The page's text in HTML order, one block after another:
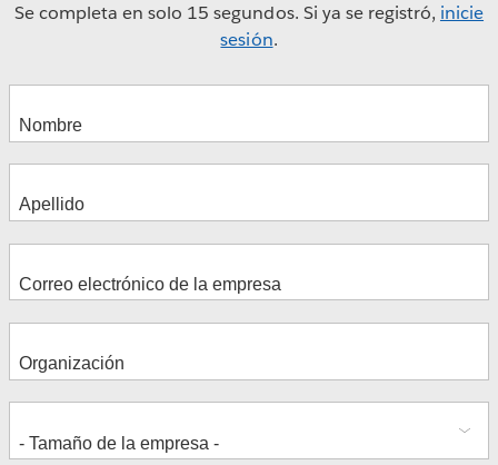
Se completa en solo 15 segundos. Si ya se registró, inicie
sesión.